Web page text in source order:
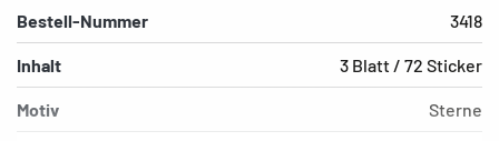
Bestell-Nummer 3418
Inhalt 3 Blatt / 72 Sticker
Motiv Sterne